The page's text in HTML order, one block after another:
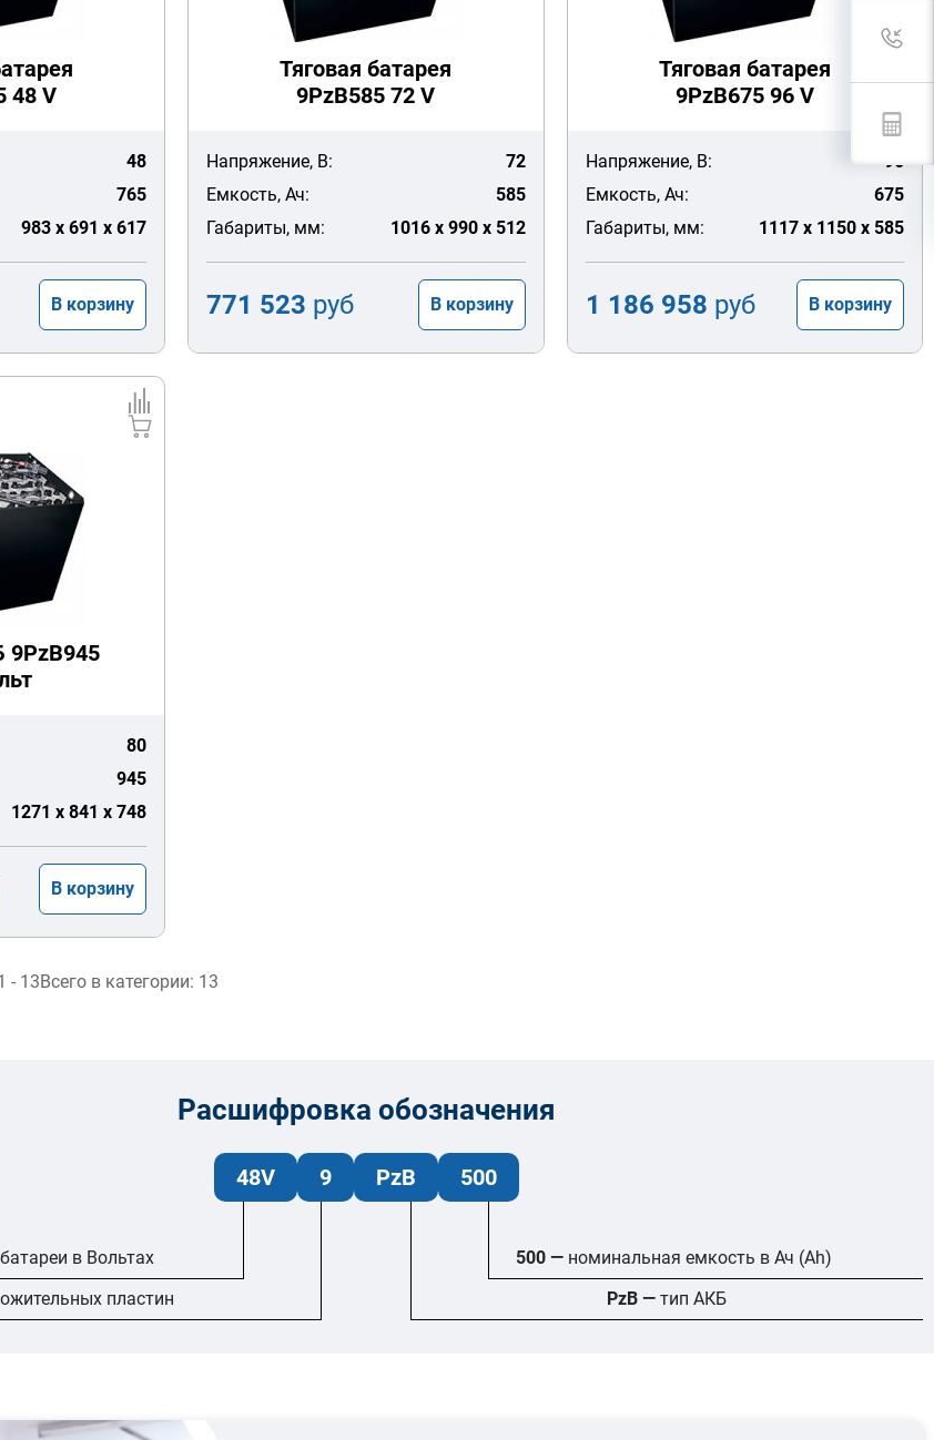
48 V
48
765
983 x 691 x 617
В корзину
Тяговая батарея
9PzB585 72 V
Напряжение, В:
72
Емкость, Ач:
585
Габариты, мм:
1016 x 990 x 512
771 523 руб В корзину
Тяговая батарея
9PzB675 96 V
Напряжение, В:
96
Емкость, Ач:
675
Габариты, мм:
1117 x 1150 x 585
1 186 958 руб В корзину
9PzB945
80
945
1271 x 841 x 748
В корзину
- 13Всего в категории: 13
Расшифровка обозначения
48V 9 PzB 500
в Вольтах 500 — номинальная емкость в Ач (Ah)
пластин PzB —тип АКБ